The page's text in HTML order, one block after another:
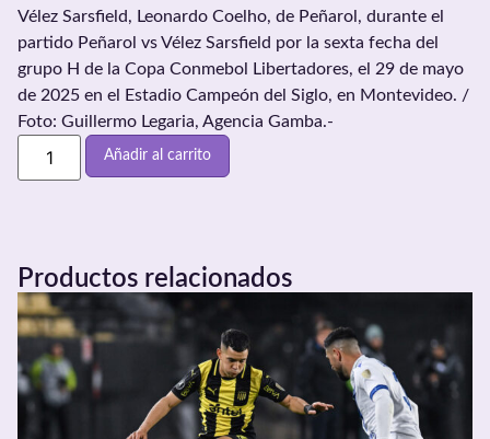
Vélez Sarsfield, Leonardo Coelho, de Peñarol, durante el
partido Peñarol vs Vélez Sarsfield por la sexta fecha del
grupo H de la Copa Conmebol Libertadores, el 29 de mayo
de 2025 en el Estadio Campeón del Siglo, en Montevideo. /
Foto: Guillermo Legaria, Agencia Gamba.-
Añadir al carrito
Productos relacionados